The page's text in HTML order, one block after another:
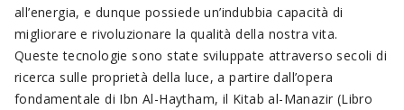
all’energia, e dunque possiede un’indubbia capacità di
migliorare e rivoluzionare la qualità della nostra vita.
Queste tecnologie sono state sviluppate attraverso secoli di
ricerca sulle proprietà della luce, a partire dall’opera
fondamentale di Ibn Al-Haytham, il Kitab al-Manazir (Libro